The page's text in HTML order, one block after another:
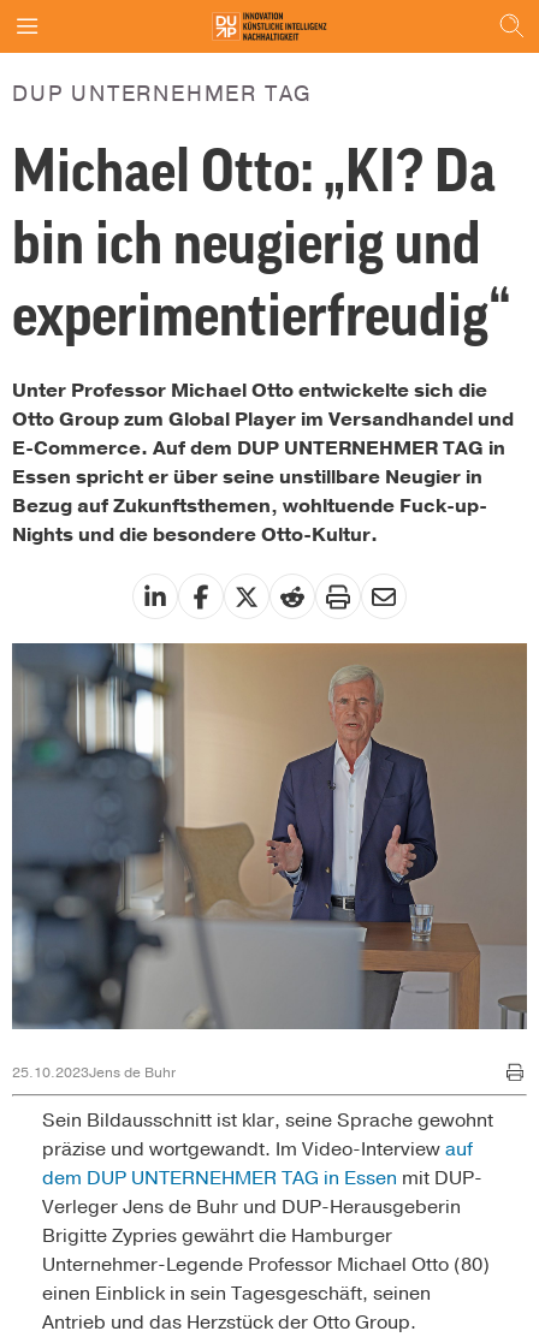
DUP UNTERNEHMER TAG
Michael Otto: „KI? Da
bin ich neugierig und
experimentierfreudig“
Unter Professor Michael Otto entwickelte sich die
Otto Group zum Global Player im Versandhandel und
E-Commerce. Auf dem DUP UNTERNEHMER TAG in
Essen spricht er über seine unstillbare Neugier in
Bezug auf Zukunftsthemen, wohltuende Fuck-up-
Nights und die besondere Otto-Kultur.
25.10.2023Jens de Buhr
Sein Bildausschnitt ist klar, seine Sprache gewohnt
präzise und wortgewandt. Im Video-Interviewauf
dem DUP UNTERNEHMER TAG in Essen mit DUP-
Verleger Jens de Buhr und DUP-Herausgeberin
Brigitte Zypries gewährt die Hamburger
Unternehmer-Legende Professor Michael Otto (80)
einen Einblick in sein Tagesgeschäft, seinen
Antrieb und das Herzstück der Otto Group.